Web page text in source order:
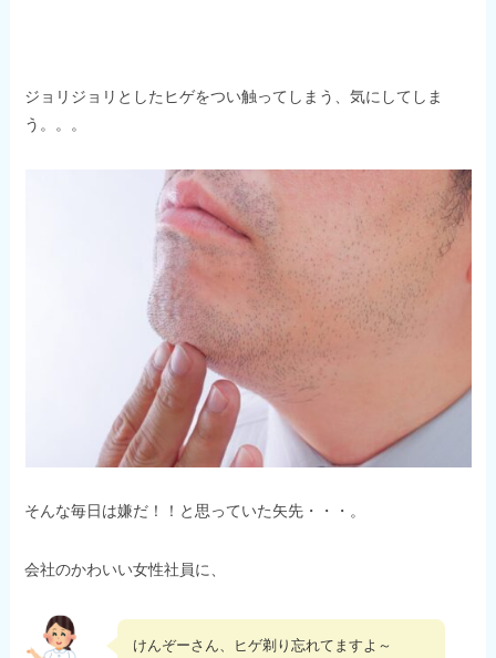
ジョリジョリとしたヒゲをつい触ってしまう、気にしてしま
う。。。
そんな毎日は嫌だ！！と思っていた矢先・・・。
会社のかわいい女性社員に、
けんぞーさん、ヒゲ剃り忘れてますよ～